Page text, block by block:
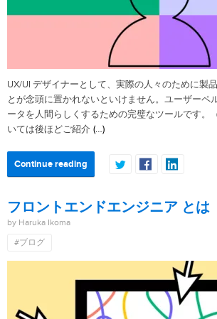
UX/UI デザイナーとして、実際の人々のために製
とが念頭に置かれないといけません。ユーザーペ
ータを人間らしくするための完璧なツールです。
いては後ほどご紹介 (…)
Continue reading
フロントエンドエンジニア とは
by Haruka Ikoma
#ブログ